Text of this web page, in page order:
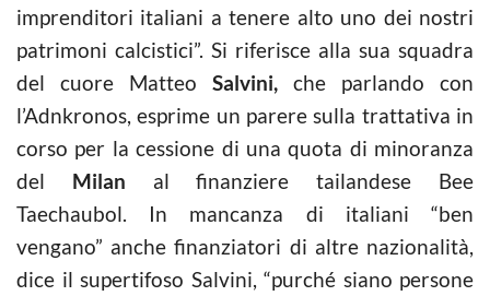
imprenditori italiani a tenere alto uno dei nostri
patrimoni calcistici”. Si riferisce alla sua squadra
del cuore Matteo Salvini, che parlando con
l’Adnkronos, esprime un parere sulla trattativa in
corso per la cessione di una quota di minoranza
del Milan al finanziere tailandese Bee
Taechaubol. In mancanza di italiani “ben
vengano” anche finanziatori di altre nazionalità,
dice il supertifoso Salvini, “purché siano persone